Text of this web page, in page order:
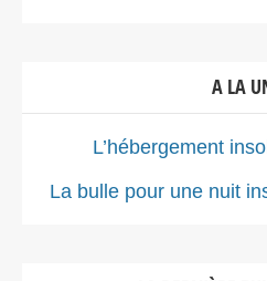
A LA
L’hébergement
La bulle pour une nuit